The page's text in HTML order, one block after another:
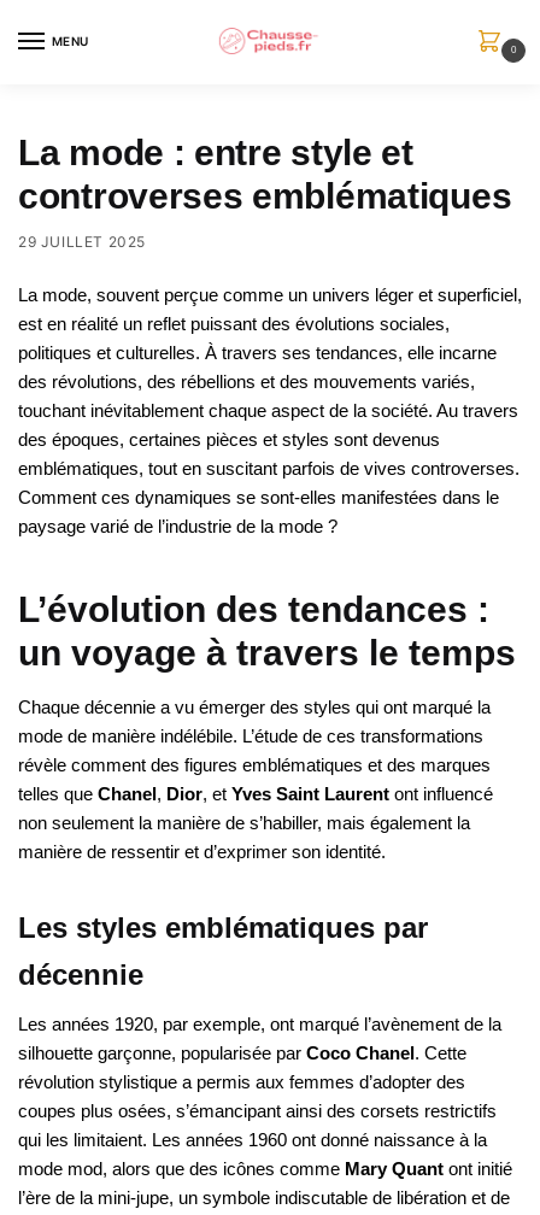
MENU
0
La mode : entre style et
controverses emblématiques
29 JUILLET 2025
La mode, souvent perçue comme un univers léger et superficiel,
est en réalité un reflet puissant des évolutions sociales,
politiques et culturelles. À travers ses tendances, elle incarne
des révolutions, des rébellions et des mouvements variés,
touchant inévitablement chaque aspect de la société. Au travers
des époques, certaines pièces et styles sont devenus
emblématiques, tout en suscitant parfois de vives controverses.
Comment ces dynamiques se sont-elles manifestées dans le
paysage varié de l’industrie de la mode ?
L’évolution des tendances :
un voyage à travers le temps
Chaque décennie a vu émerger des styles qui ont marqué la
mode de manière indélébile. L’étude de ces transformations
révèle comment des figures emblématiques et des marques
telles que Chanel, Dior, et Yves Saint Laurent ont influencé
non seulement la manière de s’habiller, mais également la
manière de ressentir et d’exprimer son identité.
Les styles emblématiques par
décennie
Les années 1920, par exemple, ont marqué l’avènement de la
silhouette garçonne, popularisée par Coco Chanel. Cette
révolution stylistique a permis aux femmes d’adopter des
coupes plus osées, s’émancipant ainsi des corsets restrictifs
qui les limitaient. Les années 1960 ont donné naissance à la
mode mod, alors que des icônes comme Mary Quant ont initié
l’ère de la mini-jupe, un symbole indiscutable de libération et de